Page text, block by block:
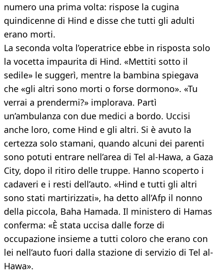
numero una prima volta: rispose la cugina
quindicenne di Hind e disse che tutti gli adulti
erano morti.
La seconda volta l’operatrice ebbe in risposta solo
la vocetta impaurita di Hind. «Mettiti sotto il
sedile» le suggerì, mentre la bambina spiegava
che «gli altri sono morti o forse dormono». «Tu
verrai a prendermi?» implorava. Partì
un’ambulanza con due medici a bordo. Uccisi
anche loro, come Hind e gli altri. Si è avuto la
certezza solo stamani, quando alcuni dei parenti
sono potuti entrare nell’area di Tel al-Hawa, a Gaza
City, dopo il ritiro delle truppe. Hanno scoperto i
cadaveri e i resti dell’auto. «Hind e tutti gli altri
sono stati martirizzati», ha detto all’Afp il nonno
della piccola, Baha Hamada. Il ministero di Hamas
conferma: «È stata uccisa dalle forze di
occupazione insieme a tutti coloro che erano con
lei nell’auto fuori dalla stazione di servizio di Tel al-
Hawa».